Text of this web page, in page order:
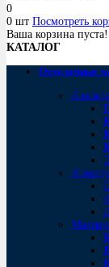
0
0 шт Посмотреть
Ваша корзина пуста!
КАТАЛОГ
Отделочные